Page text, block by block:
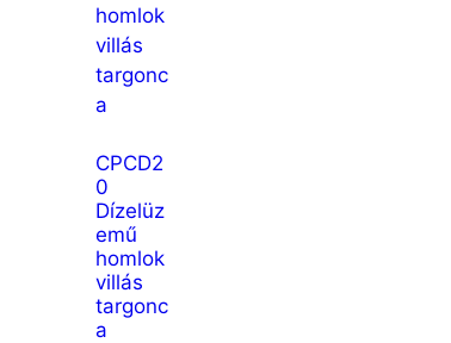
CPCD2
0
Dízelüz
emű
homlok
villás
targonc
a